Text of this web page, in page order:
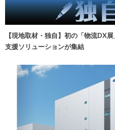
【現地取材・独自】初の「物流DX
支援ソリューションが集結